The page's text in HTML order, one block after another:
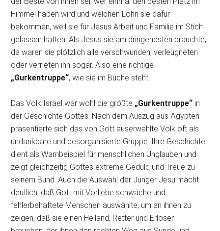
Himmel haben wird und welchen Lohn sie dafür
bekommen, weil sie für Jesus Arbeit und Familie im Stich
gelassen hatten. Als Jesus sie am dringendsten brauchte,
da waren sie plötzlich alle verschwunden, verleugneten
oder verrieten ihn sogar. Also eine richtige
„Gurkentruppe“, wie sie im Buche steht.
Das Volk Israel war wohl die größte „Gurkentruppe“ in
der Geschichte Gottes. Nach dem Auszug aus Ägypten
präsentierte sich das von Gott auserwählte Volk oft als
undankbare und desorganisierte Gruppe. Ihre Geschichte
dient als Warnbeispiel für menschlichen Unglauben und
zeigt gleichzeitig Gottes extreme Geduld und Treue zu
seinem Bund. Auch die Auswahl der Jünger Jesu macht
deutlich, daß Gott mit Vorliebe schwache und
fehlerbehaftete Menschen auswählte, um an ihnen zu
zeigen, daß sie einen Heiland, Retter und Erlöser